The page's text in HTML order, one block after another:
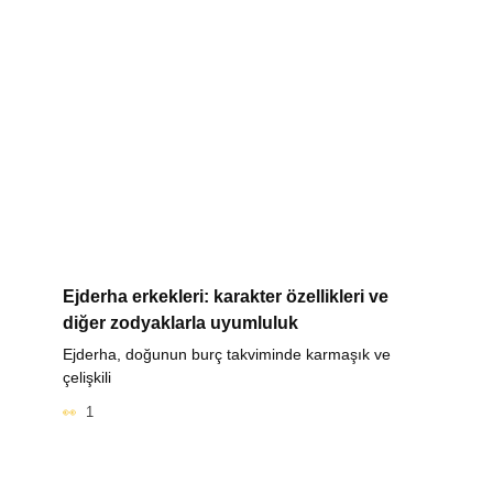
Ejderha erkekleri: karakter özellikleri ve
diğer zodyaklarla uyumluluk
Ejderha, doğunun burç takviminde karmaşık ve
çelişkili
1